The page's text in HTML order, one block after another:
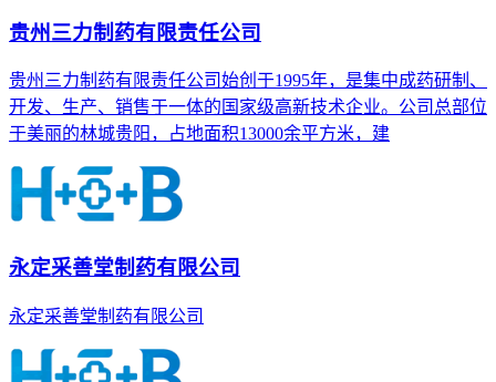
贵州三力制药有限责任公司
贵州三力制药有限责任公司始创于1995年，是集中成药研制、
开发、生产、销售于一体的国家级高新技术企业。公司总部位
于美丽的林城贵阳，占地面积13000余平方米，建
永定采善堂制药有限公司
永定采善堂制药有限公司